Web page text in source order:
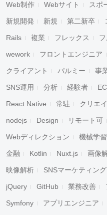
Web制作 Webサイト スポ
新規開発 新規 第二新卒
Rails 複業 フレックス
wework フロントエンジニア
クライアント パルミー 事
SNS運用 分析 経験者
React Native 常駐 クリエ
nodejs Design リモート可
Webディレクション 機械学
金融 Kotlin Nuxt.js 画像
映像解析 SNSマーケティング
jQuery GitHub 業務改善
Symfony アプリエンジニア